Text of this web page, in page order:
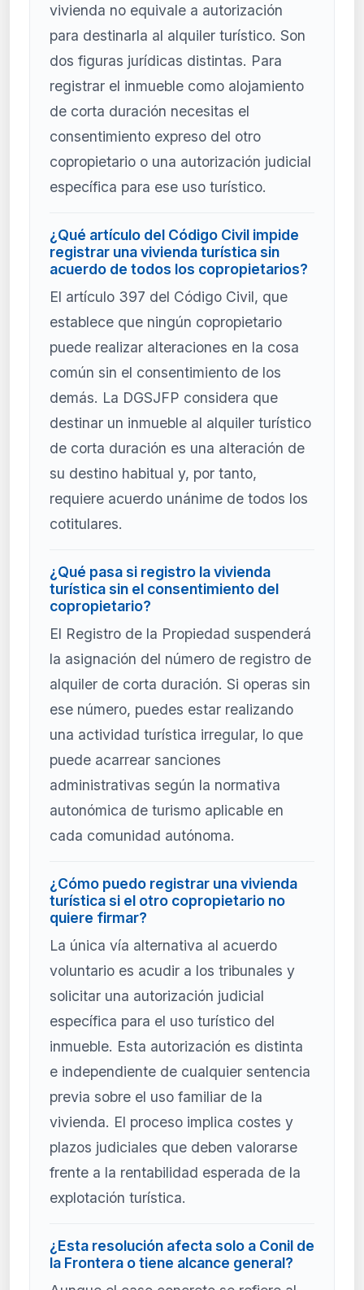
vivienda no equivale a autorización
para destinarla al alquiler turístico. Son
dos figuras jurídicas distintas. Para
registrar el inmueble como alojamiento
de corta duración necesitas el
consentimiento expreso del otro
copropietario o una autorización judicial
específica para ese uso turístico.
¿Qué artículo del Código Civil impide
registrar una vivienda turística sin
acuerdo de todos los copropietarios?
El artículo 397 del Código Civil, que
establece que ningún copropietario
puede realizar alteraciones en la cosa
común sin el consentimiento de los
demás. La DGSJFP considera que
destinar un inmueble al alquiler turístico
de corta duración es una alteración de
su destino habitual y, por tanto,
requiere acuerdo unánime de todos los
cotitulares.
¿Qué pasa si registro la vivienda
turística sin el consentimiento del
copropietario?
El Registro de la Propiedad suspenderá
la asignación del número de registro de
alquiler de corta duración. Si operas sin
ese número, puedes estar realizando
una actividad turística irregular, lo que
puede acarrear sanciones
administrativas según la normativa
autonómica de turismo aplicable en
cada comunidad autónoma.
¿Cómo puedo registrar una vivienda
turística si el otro copropietario no
quiere firmar?
La única vía alternativa al acuerdo
voluntario es acudir a los tribunales y
solicitar una autorización judicial
específica para el uso turístico del
inmueble. Esta autorización es distinta
e independiente de cualquier sentencia
previa sobre el uso familiar de la
vivienda. El proceso implica costes y
plazos judiciales que deben valorarse
frente a la rentabilidad esperada de la
explotación turística.
¿Esta resolución afecta solo a Conil de
la Frontera o tiene alcance general?